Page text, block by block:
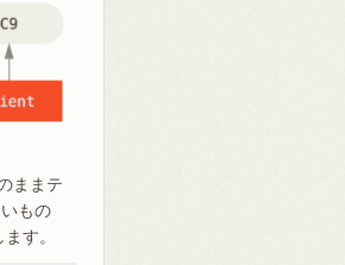
ままテ
もの
す。